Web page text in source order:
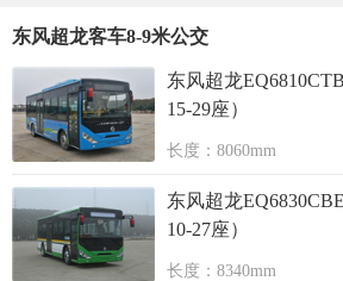
东风超龙客车8-9米公交
东风超龙
15-29座）
长度：8060mm
东风超龙
10-27座）
长度：8340mm